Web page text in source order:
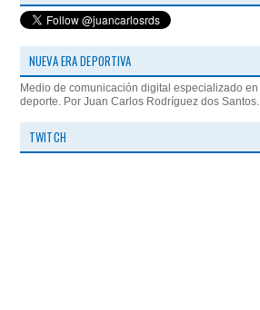
NUEVA ERA DEPORTIVA
Medio de comunicación digital especializado en
deporte. Por Juan Carlos Rodríguez dos Santos.
TWITCH